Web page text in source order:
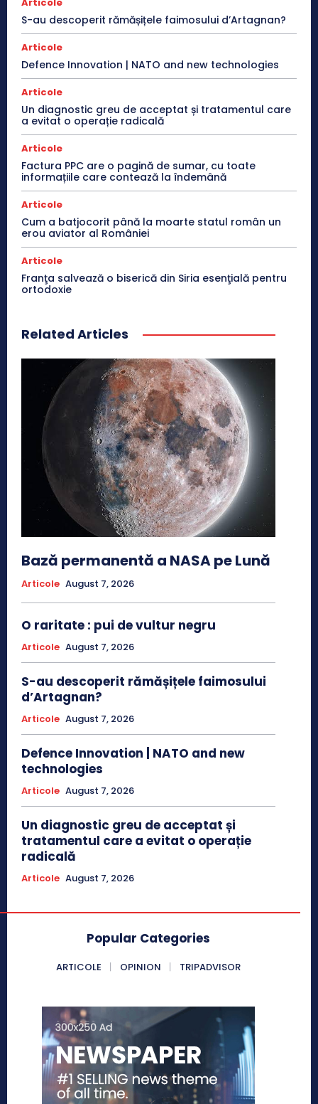
Articole
S-au descoperit rămășițele faimosului d’Artagnan?
Articole
Defence Innovation | NATO and new technologies
Articole
Un diagnostic greu de acceptat și tratamentul care
a evitat o operație radicală
Articole
Factura PPC are o pagină de sumar, cu toate
informațiile care contează la îndemână
Articole
Cum a batjocorit până la moarte statul român un
erou aviator al României
Articole
Franţa salvează o biserică din Siria esenţială pentru
ortodoxie
Related Articles
Bază permanentă a NASA pe Lună
Articole August 7, 2026
O raritate : pui de vultur negru
Articole August 7, 2026
S-au descoperit rămășițele faimosului
d’Artagnan?
Articole August 7, 2026
Defence Innovation | NATO and new
technologies
Articole August 7, 2026
Un diagnostic greu de acceptat și
tratamentul care a evitat o operație
radicală
Articole August 7, 2026
Popular Categories
ARTICOLE OPINION TRIPADVISOR